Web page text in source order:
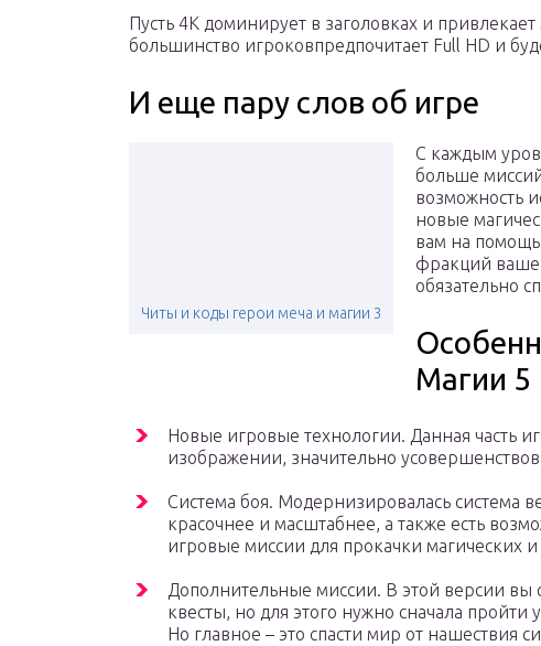
Пусть 4K доминирует в заголовках и
большинство игроковпредпочитает Full HD и
И еще пару слов об игре
Читы и коды герои меча и магии 3
С каждым
больше
возможность
новые
вам на
фракций
обязательно
Магии 5
Новые игровые технологии. Данная часть
изображении, значительно
Система боя. Модернизировалась система
красочнее и масштабнее, а также есть
игровые миссии для прокачки магических
Дополнительные миссии. В этой версии
квесты, но для этого нужно сначала
Но главное – это спасти мир от нашествия